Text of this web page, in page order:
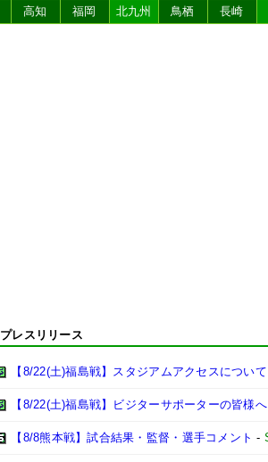
高知 福岡 北九州 鳥栖 長崎
プレスリリース
【8/22(土)福島戦】スタジアムアクセスについて
【8/22(土)福島戦】ビジターサポーターの皆様へ
【8/8熊本戦】試合結果・監督・選手コメント -